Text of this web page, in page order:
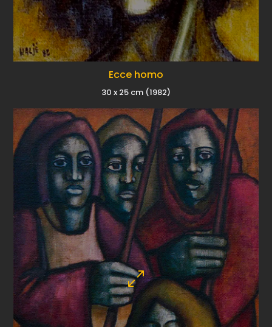
Ecce homo
30 x 25 cm (1982)